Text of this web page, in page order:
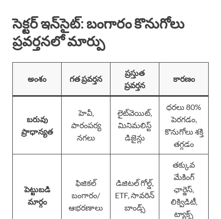
సెక్టర్ ఇన్‌సైట్: బంగారం కొనుగోలు
ప్రవర్తనలో మార్పు
అంశం గత ప్రవర్తన
ప్రస్తుత
ప్రవర్తన
కారణం
బరువు
ప్రాధాన్యత
హెవీ,
పారంపర్య
నగలు
లైట్‌వెయిట్,
మినిమలిస్ట్
డిజైన్లు
ధరలు 80%
పెరగడం,
కొనుగోలు శక్తి
తగ్గడం
పెట్టుబడి
మార్గం
ఫిజికల్
బంగారం/
ఆభరణాలు
డిజిటల్ గోల్డ్,
ETF, సావరిన్
బాండ్స్
తక్కువ
మేకింగ్
ఛార్జెస్,
లిక్విడిటీ,
ట్యాక్స్